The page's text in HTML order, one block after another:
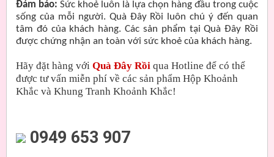
Đảm bảo: Sức khoẻ luôn là lựa chọn hàng đầu trong cuộc
sống của mỗi người. Quà Đây Rồi luôn chú ý đến quan
tâm đó của khách hàng. Các sản phẩm tại Quà Đây Rồi
được chứng nhận an toàn với sức khoẻ của khách hàng.
Hãy đặt hàng với Quà Đây Rồi qua Hotline để có thể
được tư vấn miễn phí về các sản phẩm Hộp Khoảnh
Khắc và Khung Tranh Khoảnh Khắc!
0949 653 907